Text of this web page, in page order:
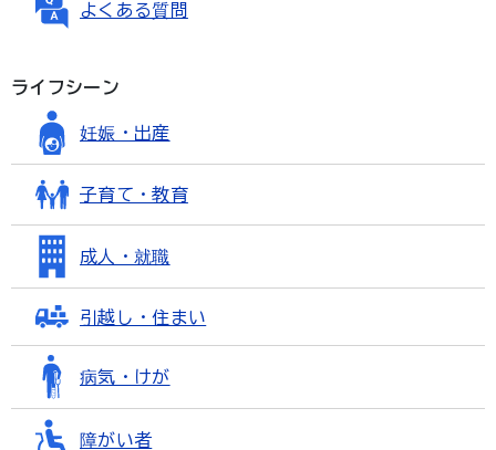
よくある質問
ライフシーン
妊娠・出産
子育て・教育
成人・就職
引越し・住まい
病気・けが
障がい者